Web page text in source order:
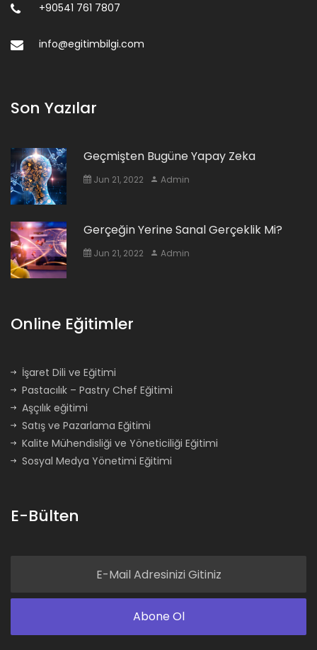
+90541 761 7807
info@egitimbilgi.com
Son Yazılar
Geçmişten Bugüne Yapay Zeka
Jun 21, 2022 Admin
Gerçeğin Yerine Sanal Gerçeklik Mi?
Jun 21, 2022 Admin
Online Eğitimler
İşaret Dili ve Eğitimi
Pastacılık – Pastry Chef Eğitimi
Aşçılık eğitimi
Satış ve Pazarlama Eğitimi
Kalite Mühendisliği ve Yöneticiliği Eğitimi
Sosyal Medya Yönetimi Eğitimi
E-Bülten